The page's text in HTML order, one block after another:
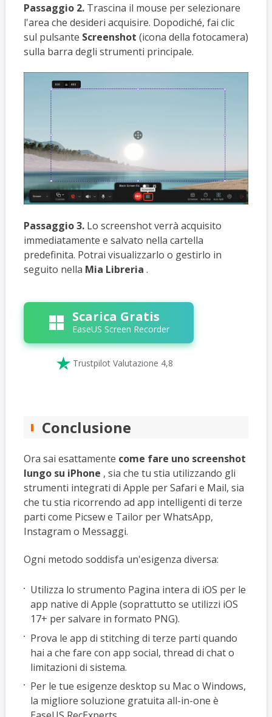
Passaggio 2.Trascina il mouse per selezionare
l'area che desideri acquisire. Dopodiché, fai clic
sul pulsante Screenshot (icona della fotocamera)
sulla barra degli strumenti principale.
Passaggio 3.Lo screenshot verrà acquisito
immediatamente e salvato nella cartella
predefinita. Potrai visualizzarlo o gestirlo in
seguito nella Mia Libreria .
Scarica Gratis
EaseUS Screen Recorder
 Trustpilot Valutazione 4,8
Conclusione
Ora sai esattamente come fare uno screenshot
lungo su iPhone , sia che tu stia utilizzando gli
strumenti integrati di Apple per Safari e Mail, sia
che tu stia ricorrendo ad app intelligenti di terze
parti come Picsew e Tailor per WhatsApp,
Instagram o Messaggi.
Ogni metodo soddisfa un'esigenza diversa:
Utilizza lo strumento Pagina intera di iOS per le
app native di Apple (soprattutto se utilizzi iOS
17+ per salvare in formato PNG).
Prova le app di stitching di terze parti quando
hai a che fare con app social, thread di chat o
limitazioni di sistema.
Per le tue esigenze desktop su Mac o Windows,
la migliore soluzione gratuita all-in-one è